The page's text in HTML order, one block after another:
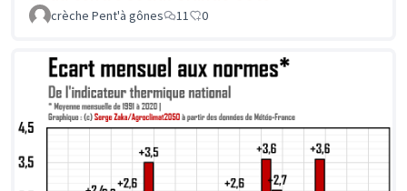
crèche Pent'à gônes 11 0